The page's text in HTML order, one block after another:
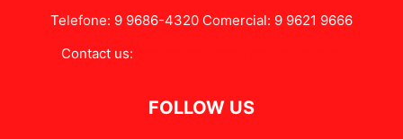
Telefone: 9 9686-4320 Comercial: 9 9621 9666
Contact us:
FOLLOW US